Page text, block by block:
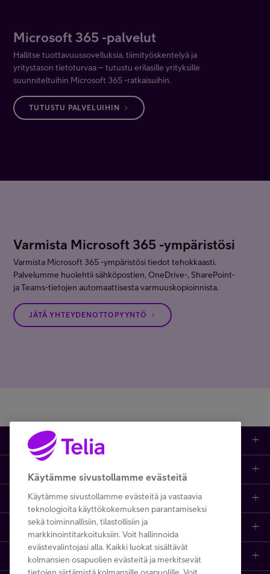
Microsoft 365 -palvelut
Hallitse tuottavuussovelluksia, tiimityöskentelyä ja
yritystason tietoturvaa – tutustu erilasille yrityksille
suunniteltuihin Microsoft 365 -ratkaisuihin.
TUTUSTU PALVELUIHIN
Varmista Microsoft 365 -ympäristösi
Varmista Microsoft 365 -ympäristösi tiedot tehokkaasti.
Palvelumme huolehtii sähköpostien, OneDrive-, SharePoint-
ja Teams-tietojen automaattisesta varmuuskopioinnista.
JÄTÄ YHTEYDENOTTOPYYNTÖ
Tuotteet
IT-palvelut
Yrittäjän palvelut
Julkishallinnolle
Etusivu
Yhteystiedot
Paikalliset yritysmyyjät
Opi ja inspiroidu
Kaikki sisällöt
Artikkelit
Telia
Telia
Telia Finland
Käytämme sivustollamme evästeitä
Käytämme sivustollamme evästeitä ja vastaavia
teknologioita käyttökokemuksen parantamiseksi
sekä toiminnallisiin, tilastollisiin ja
markkinointitarkoituksiin. Voit hallinnoida
evästevalintojasi alla. Kaikki luokat sisältävät
kolmansien osapuolien evästeitä ja merkitsevät